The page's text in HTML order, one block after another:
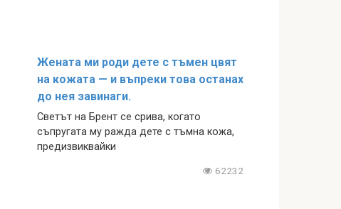
Жената ми роди дете с тъмен цвят
на кожата — и въпреки това останах
до нея завинаги.
Светът на Брент се срива, когато
съпругата му ражда дете с тъмна кожа,
предизвиквайки
62232